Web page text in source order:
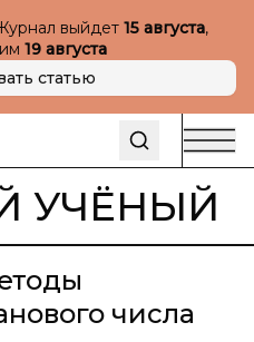
выйдет 15 августа,
19 августа
статью
УЧЁНЫЙ
числа